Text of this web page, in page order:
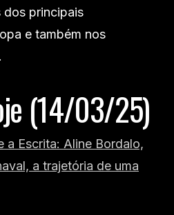
dos principais
e também nos
(14/03/25)
a Escrita: Aline Bordalo,
a trajetória de uma